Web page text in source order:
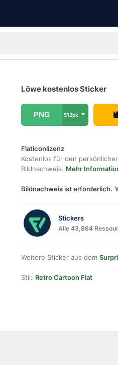
Löwe kostenlos Sticker
PNG 512px
Flaticonlizenz
Kostenlos für den
Bildnachweis. Mehr
Bildnachweis ist erforderlich.
Stickers
Alle 43,864
Weitere Sticker aus dem
Stil: Retro Cartoon Flat